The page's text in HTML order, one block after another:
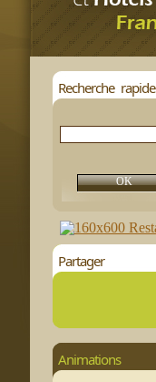
Recherche rapide
Partager
Animations